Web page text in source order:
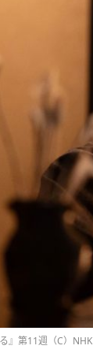
る』第11週（C）NHK